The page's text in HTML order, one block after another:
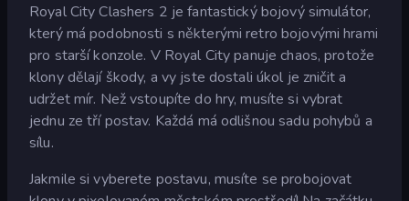
Royal City Clashers 2 je fantastický bojový simulátor,
který má podobnosti s některými retro bojovými hrami
pro starší konzole. V Royal City panuje chaos, protože
klony dělají škody, a vy jste dostali úkol je zničit a
udržet mír. Než vstoupíte do hry, musíte si vybrat
jednu ze tří postav. Každá má odlišnou sadu pohybů a
sílu.
Jakmile si vyberete postavu, musíte se probojovat